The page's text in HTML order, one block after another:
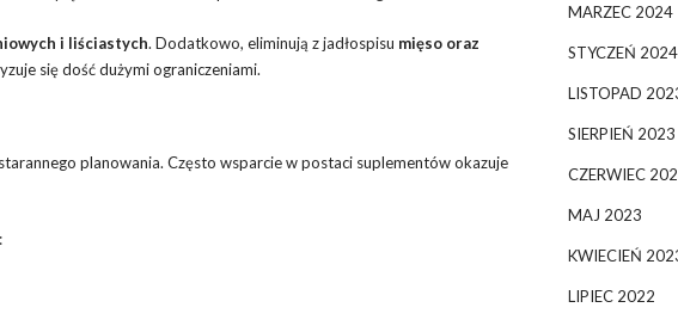
i liściastych. Dodatkowo, eliminują z jadłospisu mięso oraz
się dość dużymi ograniczeniami.
planowania. Często wsparcie w postaci suplementów okazuje
MARZEC 2024
STYCZEŃ 2024
LISTOPAD
SIERPIEŃ 2023
CZERWIEC
MAJ 2023
KWIECIEŃ
LIPIEC 2022